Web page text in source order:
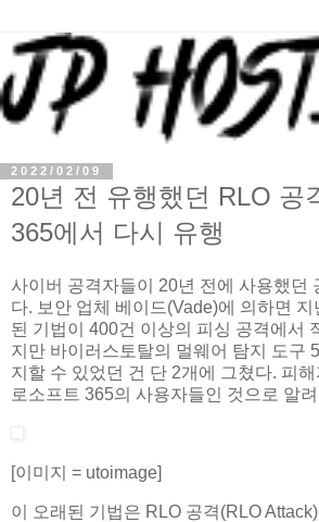
2022/02/09
20년 전 유행했던 RLO 공
365에서 다시 유행
사이버 공격자들이 20년 전에 사용했던
다. 보안 업체 베이드(Vade)에 의하면 지
된 기법이 400건 이상의 피싱 공격에서
지만 바이러스토탈의 멀웨어 탐지 도구
지할 수 있었던 건 단 2개에 그쳤다. 피
로소프트 365의 사용자들인 것으로 알
[이미지 = utoimage]
이 오래된 기법은 RLO 공격(RLO